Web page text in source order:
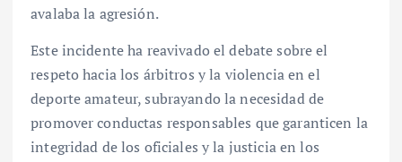
avalaba la agresión.
Este incidente ha reavivado el debate sobre el
respeto hacia los árbitros y la violencia en el
deporte amateur, subrayando la necesidad de
promover conductas responsables que garanticen la
integridad de los oficiales y la justicia en los